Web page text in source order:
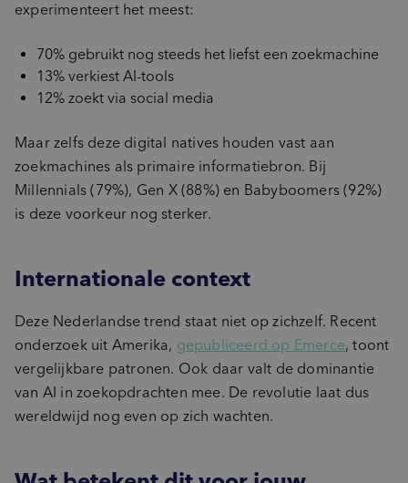
experimenteert het meest:
70% gebruikt nog steeds het liefst een zoekmachine
13% verkiest AI-tools
12% zoekt via social media
Maar zelfs deze digital natives houden vast aan
zoekmachines als primaire informatiebron. Bij
Millennials (79%), Gen X (88%) en Babyboomers (92%)
is deze voorkeur nog sterker.
Internationale context
Deze Nederlandse trend staat niet op zichzelf. Recent
onderzoek uit Amerika, gepubliceerd op Emerce, toont
vergelijkbare patronen. Ook daar valt de dominantie
van AI in zoekopdrachten mee. De revolutie laat dus
wereldwijd nog even op zich wachten.